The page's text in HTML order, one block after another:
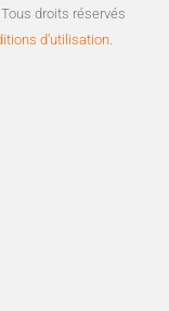
droits réservés
d’utilisation